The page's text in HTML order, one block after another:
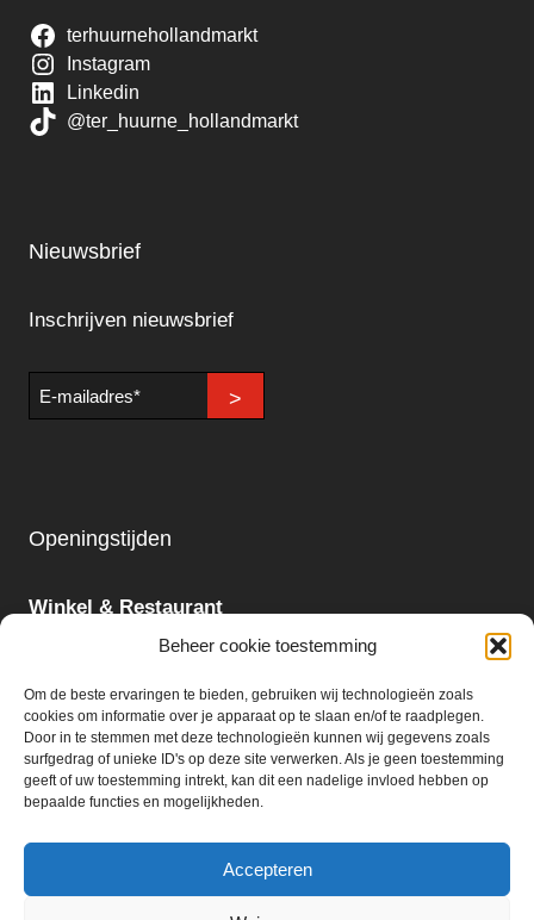
Beheer cookie toestemming
Om de beste ervaringen te bieden, gebruiken wij technologieën zoals
cookies om informatie over je apparaat op te slaan en/of te raadplegen.
Door in te stemmen met deze technologieën kunnen wij gegevens zoals
surfgedrag of unieke ID's op deze site verwerken. Als je geen toestemming
geeft of uw toestemming intrekt, kan dit een nadelige invloed hebben op
bepaalde functies en mogelijkheden.
Accepteren
terhuurnehollandmarkt
Instagram
Linkedin
@ter_huurne_hollandmarkt
Nieuwsbrief
Inschrijven nieuwsbrief
E-
mailadres
>
Openingstijden
Winkel & Restaurant
Maandag - Zondag
Slijterij:
Maandag - Zaterdag
09:00 - 18:00